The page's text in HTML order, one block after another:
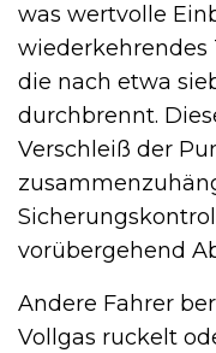
was wertvolle
wiederkehrendes
die nach etwa
durchbrennt.
Verschleiß der
vorübergehend
Andere Fahrer
Vollgas ruckelt